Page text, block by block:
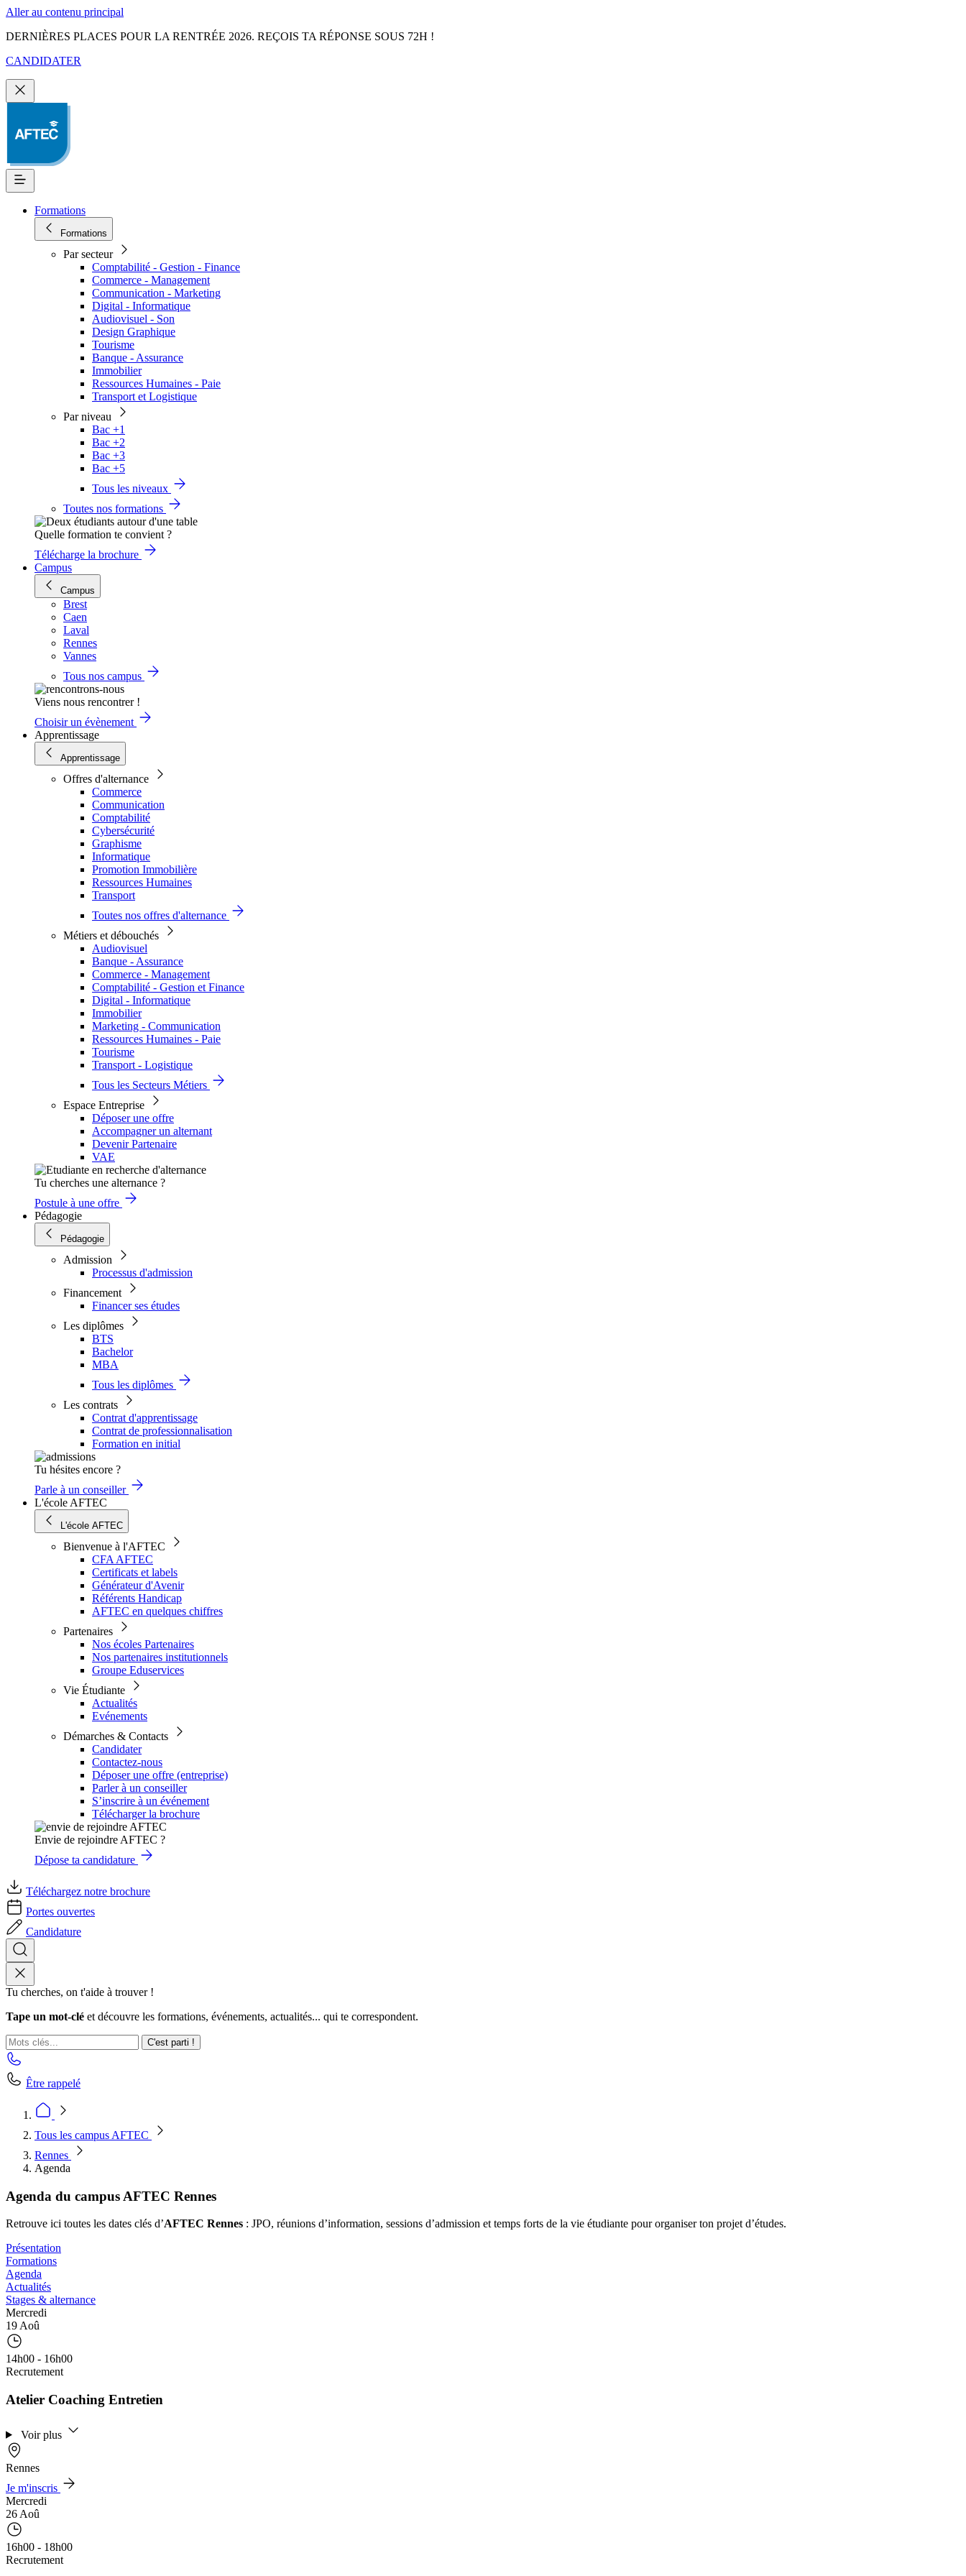
Aller au contenu principal
DERNIÈRES PLACES POUR LA RENTRÉE 2026. REÇOIS TA RÉPONSE SOUS 72H !
CANDIDATER
Formations
Formations
Par secteur
Comptabilité - Gestion - Finance
Commerce - Management
Communication - Marketing
Digital - Informatique
Audiovisuel - Son
Design Graphique
Tourisme
Banque - Assurance
Immobilier
Ressources Humaines - Paie
Transport et Logistique
Par niveau
Bac +1
Bac +2
Bac +3
Bac +5
Tous les niveaux
Toutes nos formations
Quelle formation te convient ?
Télécharge la brochure
Campus
Campus
Brest
Caen
Laval
Rennes
Vannes
Tous nos campus
Viens nous rencontrer !
Choisir un évènement
Apprentissage
Apprentissage
Offres d'alternance
Commerce
Communication
Comptabilité
Cybersécurité
Graphisme
Informatique
Promotion Immobilière
Ressources Humaines
Transport
Toutes nos offres d'alternance
Métiers et débouchés
Audiovisuel
Banque - Assurance
Commerce - Management
Comptabilité - Gestion et Finance
Digital - Informatique
Immobilier
Marketing - Communication
Ressources Humaines - Paie
Tourisme
Transport - Logistique
Tous les Secteurs Métiers
Espace Entreprise
Déposer une offre
Accompagner un alternant
Devenir Partenaire
VAE
Tu cherches une alternance ?
Postule à une offre
Pédagogie
Pédagogie
Admission
Processus d'admission
Financement
Financer ses études
Les diplômes
BTS
Bachelor
MBA
Tous les diplômes
Les contrats
Contrat d'apprentissage
Contrat de professionnalisation
Formation en initial
Tu hésites encore ?
Parle à un conseiller
L'école AFTEC
L'école AFTEC
Bienvenue à l'AFTEC
CFA AFTEC
Certificats et labels
Générateur d'Avenir
Référents Handicap
AFTEC en quelques chiffres
Partenaires
Nos écoles Partenaires
Nos partenaires institutionnels
Groupe Eduservices
Vie Étudiante
Actualités
Evénements
Démarches & Contacts
Candidater
Contactez-nous
Déposer une offre (entreprise)
Parler à un conseiller
S’inscrire à un événement
Télécharger la brochure
Envie de rejoindre AFTEC ?
Dépose ta candidature
Téléchargez notre brochure
Portes ouvertes
Candidature
Tu cherches, on t'aide à trouver !
Tape un mot-clé et découvre les formations, événements, actualités... qui te correspondent.
C'est parti !
Être rappelé
Tous les campus AFTEC
Rennes
Agenda
Agenda du campus AFTEC Rennes
Retrouve ici toutes les dates clés d’AFTEC Rennes : JPO, réunions d’information, sessions d’admission et temps forts de la vie étudiante pour organiser ton projet d’études.
Présentation
Formations
Agenda
Actualités
Stages & alternance
Mercredi
19 Aoû
14h00 - 16h00
Recrutement
Atelier Coaching Entretien
Voir plus
Rennes
Je m'inscris
Mercredi
26 Aoû
16h00 - 18h00
Recrutement